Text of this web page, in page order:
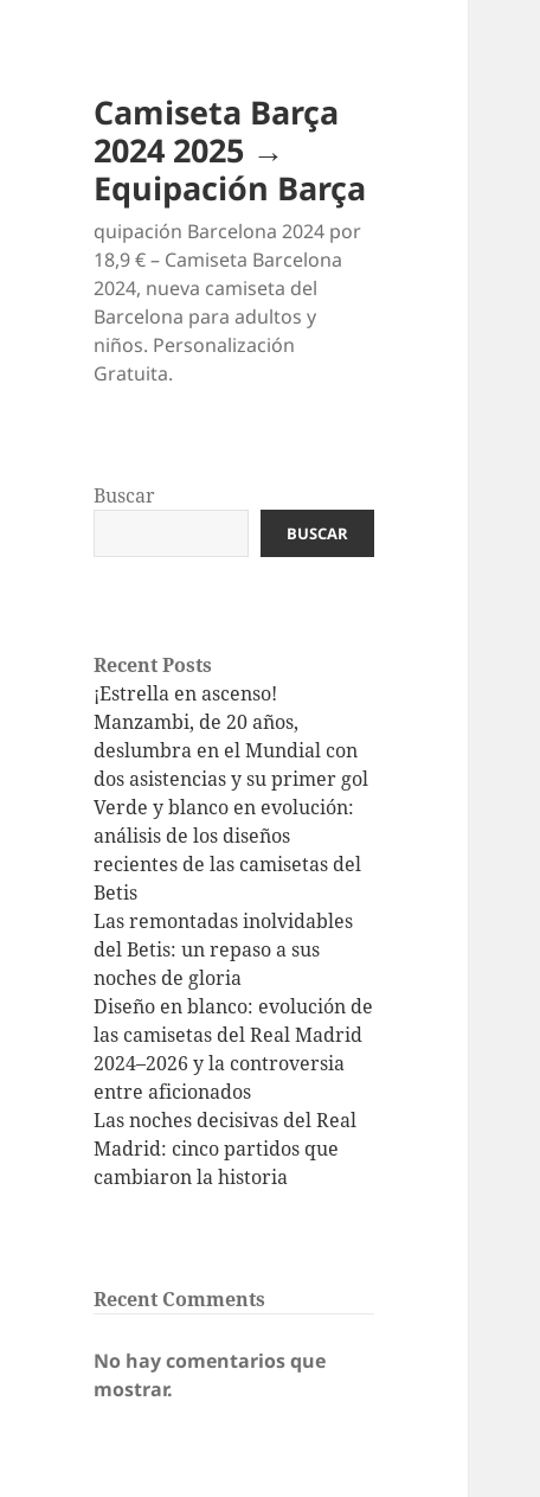
Camiseta Barça
2024 2025 →
Equipación Barça
quipación Barcelona 2024 por
18,9 € – Camiseta Barcelona
2024, nueva camiseta del
Barcelona para adultos y
niños. Personalización
Gratuita.
Buscar
BUSCAR
Recent Posts
¡Estrella en ascenso!
Manzambi, de 20 años,
deslumbra en el Mundial con
dos asistencias y su primer gol
Verde y blanco en evolución:
análisis de los diseños
recientes de las camisetas del
Betis
Las remontadas inolvidables
del Betis: un repaso a sus
noches de gloria
Diseño en blanco: evolución de
las camisetas del Real Madrid
2024–2026 y la controversia
entre aficionados
Las noches decisivas del Real
Madrid: cinco partidos que
cambiaron la historia
Recent Comments
No hay comentarios que
mostrar.